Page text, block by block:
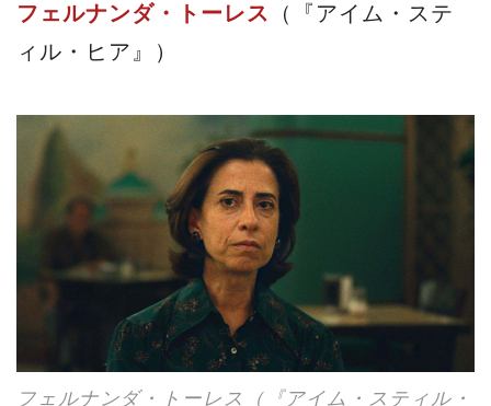
フェルナンダ・トーレス （『アイム・ステ
ィル・ヒア』）
フェルナンダ・トーレス（『アイム・スティル・